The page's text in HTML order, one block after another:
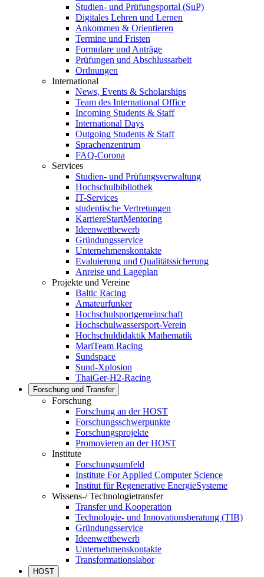
Studien- und Prüfungsportal (SuP)
Digitales Lehren und Lernen
Ankommen & Orientieren
Termine und Fristen
Formulare und Anträge
Prüfungen und Abschlussarbeit
Ordnungen
International
News, Events & Scholarships
Team des International Office
Incoming Students & Staff
International Days
Outgoing Students & Staff
Sprachenzentrum
FAQ-Corona
Services
Studien- und Prüfungsverwaltung
Hochschulbibliothek
IT-Services
studentische Vertretungen
KarriereStartMentoring
Ideenwettbewerb
Gründungsservice
Unternehmenskontakte
Evaluierung und Qualitätssicherung
Anreise und Lageplan
Projekte und Vereine
Baltic Racing
Amateurfunker
Hochschulsportgemeinschaft
Hochschulwassersport-Verein
Hochschuldidaktik Mathematik
MariTeam Racing
Sundspace
Sund-Xplosion
ThaiGer-H2-Racing
Forschung und Transfer
Forschung
Forschung an der HOST
Forschungsschwerpunkte
Forschungsprojekte
Promovieren an der HOST
Institute
Forschungsumfeld
Institute For Applied Computer Science
Institut für Regenerative EnergieSysteme
Wissens-/ Technologietransfer
Transfer und Kooperation
Technologie- und Innovationsberatung (TIB)
Gründungsservice
Ideenwettbewerb
Unternehmenskontakte
Transformationslabor
HOST